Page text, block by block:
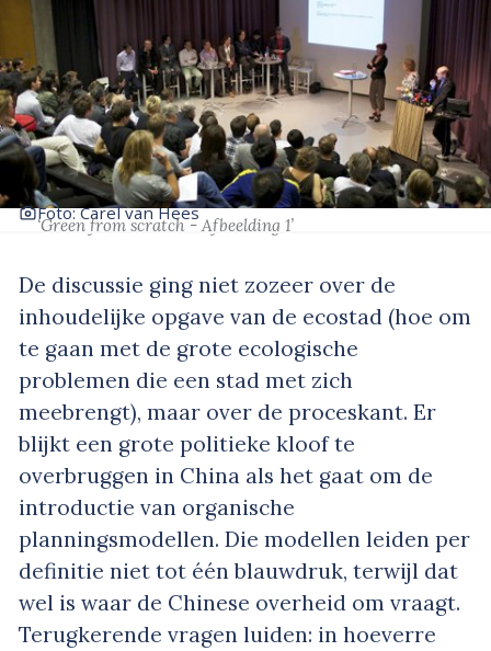
Foto: Carel van Hees
‘Green from scratch - Afbeelding 1’
De discussie ging niet zozeer over de
inhoudelijke opgave van de ecostad (hoe om
te gaan met de grote ecologische
problemen die een stad met zich
meebrengt), maar over de proceskant. Er
blijkt een grote politieke kloof te
overbruggen in China als het gaat om de
introductie van organische
planningsmodellen. Die modellen leiden per
definitie niet tot één blauwdruk, terwijl dat
wel is waar de Chinese overheid om vraagt.
Terugkerende vragen luiden: in hoeverre